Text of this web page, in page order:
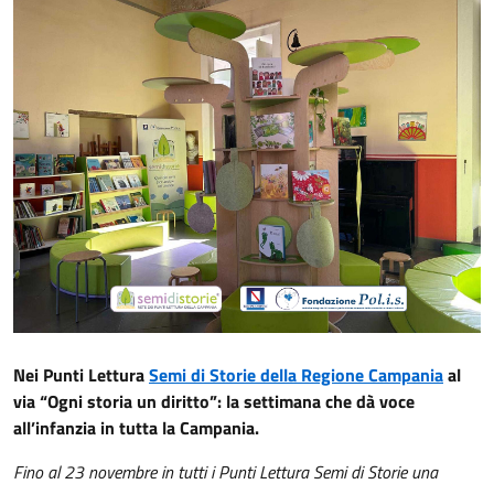
Nei Punti LetturaSemi di Storie della Regione Campaniaal
via “Ogni storia un diritto”: la settimana che dà voce
all’infanzia in tutta la Campania.
Fino al 23 novembre in tutti i Punti Lettura Semi di Storie una